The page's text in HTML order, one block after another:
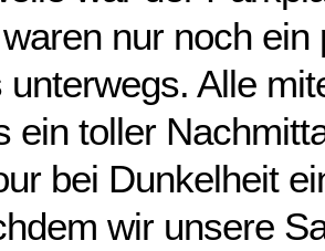
nur noch ein
unterwegs. Alle
ein toller
bei Dunkelheit
wir unsere